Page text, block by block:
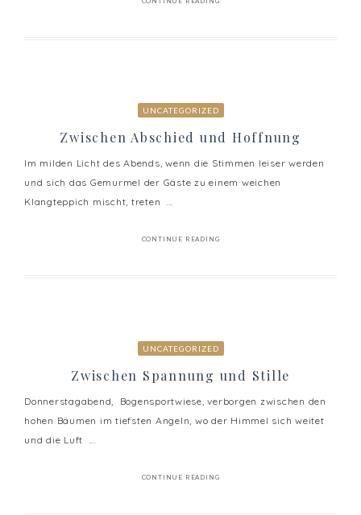
UNCATEGORIZED
Zwischen Abschied und Hoffnung
Im milden Licht des Abends, wenn die Stimmen leiser werden
und sich das Gemurmel der Gäste zu einem weichen
Klangteppich mischt, treten ...
CONTINUE READING
UNCATEGORIZED
Zwischen Spannung und Stille
Donnerstagabend, Bogensportwiese, verborgen zwischen den
hohen Bäumen im tiefsten Angeln, wo der Himmel sich weitet
und die Luft ...
CONTINUE READING